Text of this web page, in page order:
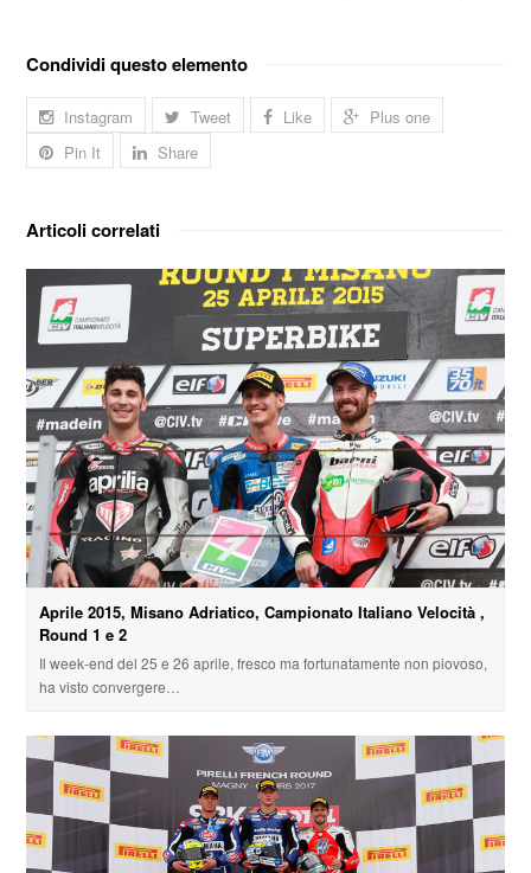
Condividi questo elemento
Instagram Tweet Like
Plus one
Pin It
Share
Articoli correlati
Aprile 2015, Misano Adriatico, Campionato Italiano Velocità ,
Round 1 e 2
Il week-end del 25 e 26 aprile, fresco ma fortunatamente non piovoso,
ha visto convergere…